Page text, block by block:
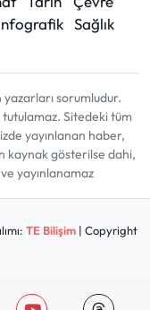
Sağlık
sorumludur.
Sitedeki tüm
yayınlanan haber,
kaynak gösterilse dahi,
yayınlanamaz
TE Bilişim| Copyright